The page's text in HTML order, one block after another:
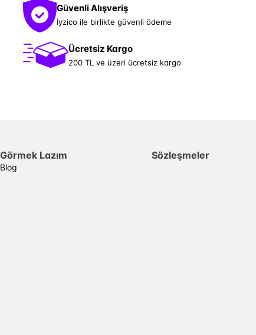
Güvenli Alışveriş
İyzico ile birlikte güvenli ödeme
Ücretsiz Kargo
200 TL ve üzeri ücretsiz kargo
Görmek Lazım
Blog
Sözleşmeler